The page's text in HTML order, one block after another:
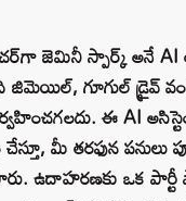
జెమినీ స్పార్క్ అనే AI
జిమెయిల్, గూగుల్ డ్రైవ్
ఈ AI
మీ తరఫున పనులు
ఉదాహరణకు ఒక